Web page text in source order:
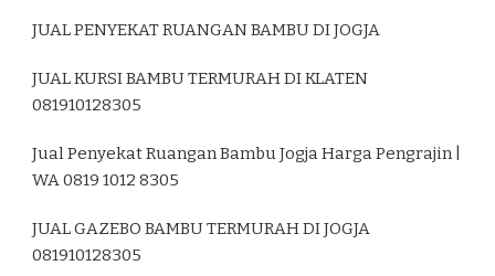
JUAL PENYEKAT RUANGAN BAMBU DI JOGJA
JUAL KURSI BAMBU TERMURAH DI KLATEN
081910128305
Jual Penyekat Ruangan Bambu Jogja Harga Pengrajin |
WA 0819 1012 8305
JUAL GAZEBO BAMBU TERMURAH DI JOGJA
081910128305